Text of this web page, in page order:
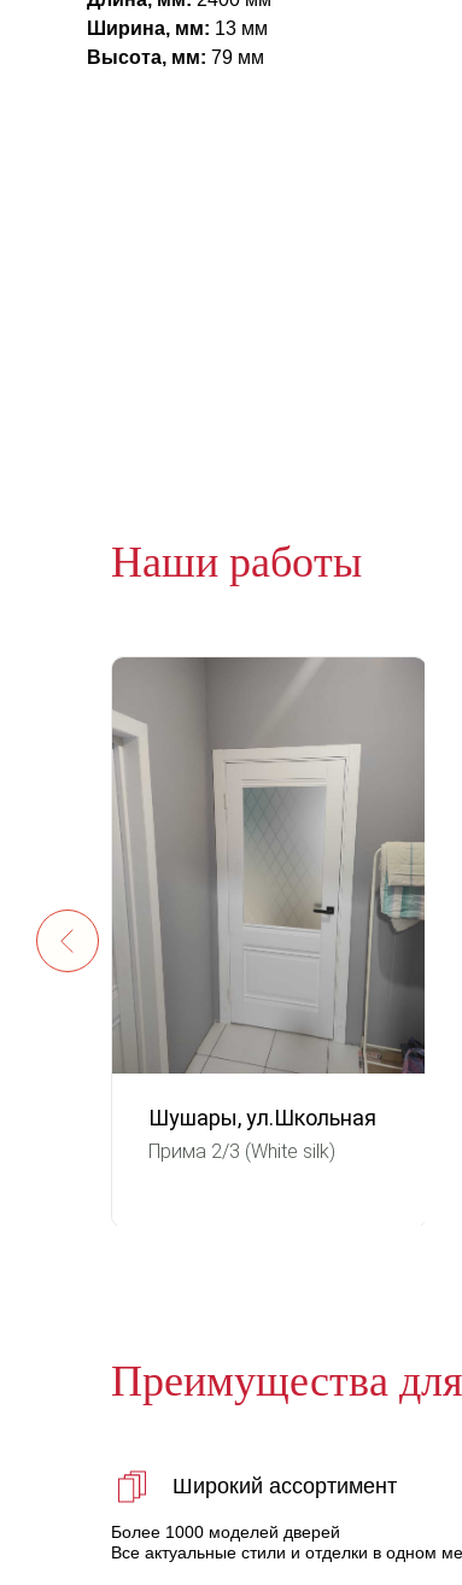
Ширина, мм: 13 мм
Высота, мм: 79 мм
Наши работы
Шушары, ул.Школьная
Прима 2/3 (White silk)
Преимущества
Широкий ассортимент
Более 1000 моделей дверей
Все актуальные стили и отделки в одном